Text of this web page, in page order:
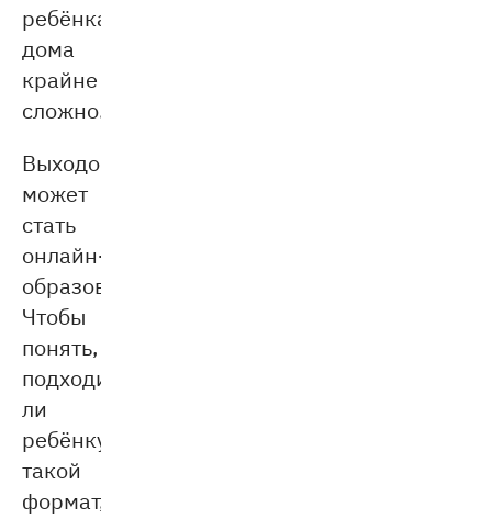
ребёнка
дома
крайне
сложно.
Выходом
может
стать
онлайн-
образование.
Чтобы
понять,
подходит
ли
ребёнку
такой
формат,